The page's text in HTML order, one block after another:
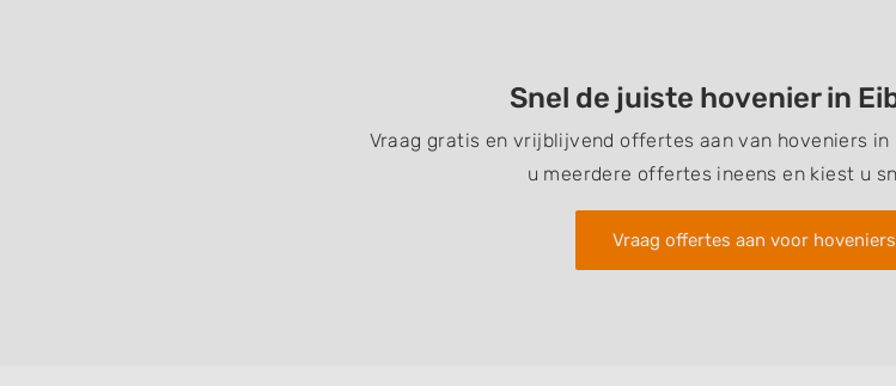
Snel de juiste hovenier in
Vraag gratis en vrijblijvend offertes aan van hoveniers
u meerdere offertes ineens en kiest u
Vraag offertes aan voor